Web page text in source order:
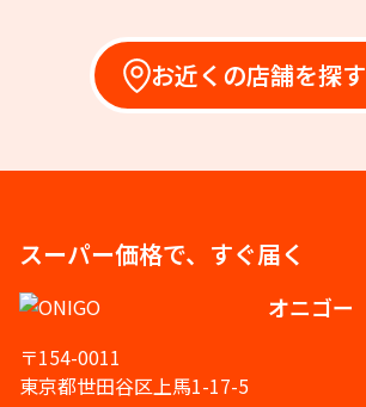
お近くの店舗を探す
スーパー価格で、すぐ届く
オニゴー
〒154-0011
東京都世田谷区上馬1-17-5